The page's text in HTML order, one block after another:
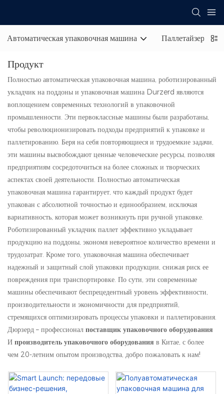
Автоматическая упаковочная машина Паллетайзер для
Продукт
Полностью автоматическая упаковочная машина, роботизированный
укладчик на поддоны и упаковочная машина Durzerd являются
воплощением современных технологий в упаковочной
промышленности. Эти первоклассные машины были разработаны,
чтобы революционизировать подходы предприятий к упаковке и
паллетированию. Беря на себя повторяющиеся и трудоемкие задачи,
эти машины высвобождают ценные человеческие ресурсы, позволяя
предприятиям сосредоточиться на более сложных и творческих
аспектах своей деятельности. Полностью автоматическая
упаковочная машина гарантирует, что каждый продукт будет
упакован с абсолютной точностью и единообразием, исключая
вариативность, которая может возникнуть при ручной упаковке.
Роботизированный укладчик паллет эффективно укладывает
продукцию на поддоны, экономя невероятное количество времени и
трудозатрат. Кроме того, упаковочная машина обеспечивает
надежный и защитный слой упаковки продукции, снижая риск ее
повреждения при транспортировке. По сути, эти современные
машины обеспечивают беспрецедентный уровень эффективности,
производительности и экономичности для предприятий,
стремящихся оптимизировать процессы упаковки и паллетирования.
Дюрзерд – профессионал поставщик упаковочного оборудования
И производитель упаковочного оборудования в Китае, с более
чем 20-летним опытом производства, добро пожаловать к нам!